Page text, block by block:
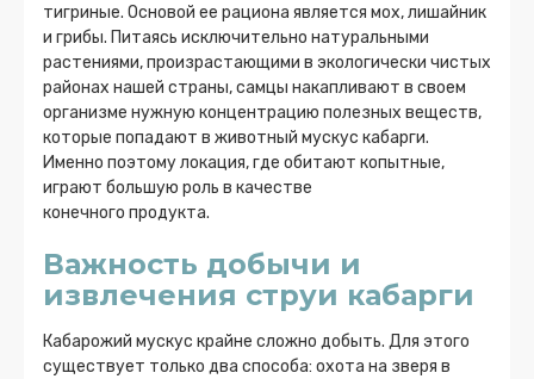
тигриные. Основой ее рациона является мох, лишайник
и грибы. Питаясь исключительно натуральными
растениями, произрастающими в экологически чистых
районах нашей страны, самцы накапливают в своем
организме нужную концентрацию полезных веществ,
которые попадают в животный мускус кабарги.
Именно поэтому локация, где обитают копытные,
играют большую роль в качестве
конечного продукта.
Важность добычи и
извлечения струи кабарги
Кабарожий мускус крайне сложно добыть. Для этого
существует только два способа: охота на зверя в